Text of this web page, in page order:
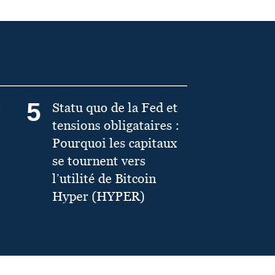
5
Statu quo de la Fed et
tensions obligataires :
Pourquoi les capitaux
se tournent vers
l’utilité de Bitcoin
Hyper (HYPER)